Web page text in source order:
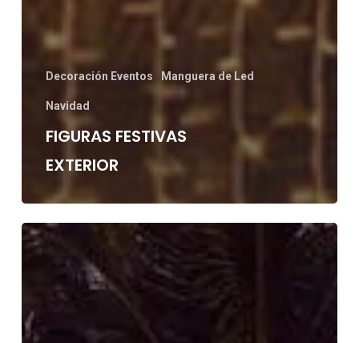
Decoración Eventos Manguera de Led
Navidad
FIGURAS FESTIVAS
EXTERIOR
Cómo
iluminar
chiringuitos
de
playa